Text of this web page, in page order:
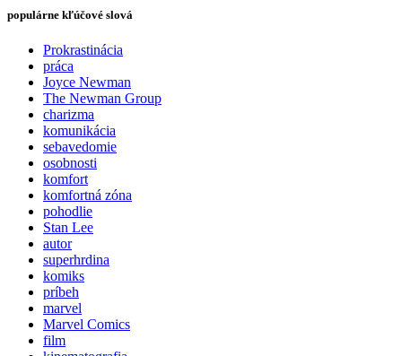
populárne kľúčové slová
Prokrastinácia
práca
Joyce Newman
The Newman Group
charizma
komunikácia
sebavedomie
osobnosti
komfort
komfortná zóna
pohodlie
Stan Lee
autor
superhrdina
komiks
príbeh
marvel
Marvel Comics
film